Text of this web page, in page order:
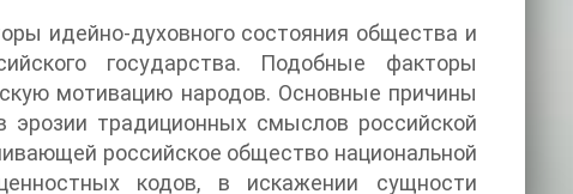
идейно-духовного состояния общества и
государства. Подобные факторы
мотивацию народов. Основные причины
эрозии традиционных смыслов российской
российское общество национальной
кодов, в искажении сущности